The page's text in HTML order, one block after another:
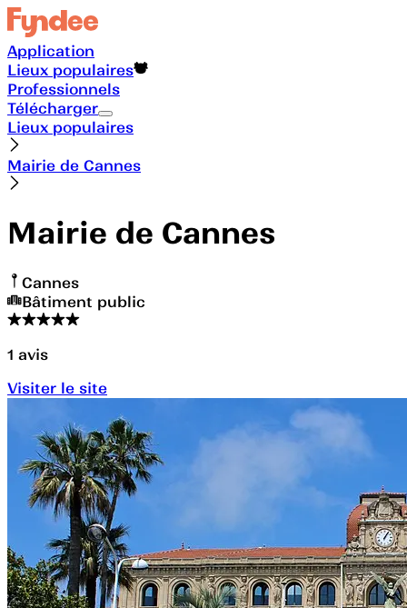
Application
Lieux populaires
Professionnels
Télécharger
Lieux populaires
Mairie de Cannes
Mairie de Cannes
Cannes
Bâtiment public
1 avis
Visiter le site